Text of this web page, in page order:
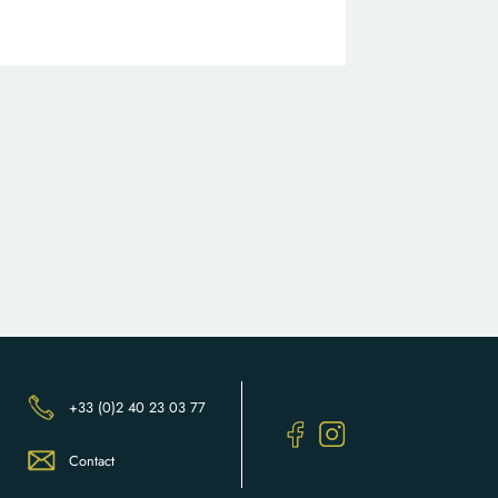
+33 (0)2 40 23 03 77
Contact